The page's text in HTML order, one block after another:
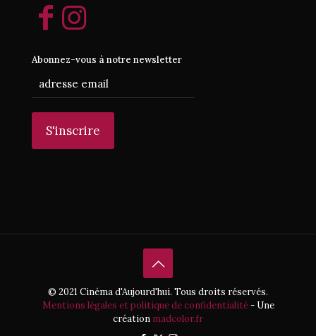
Abonnez-vous à notre newsletter
© 2021 Cinéma d'Aujourd'hui. Tous droits réservés.
Mentions légales et politique de confidentialité- Une
création madcolor.fr